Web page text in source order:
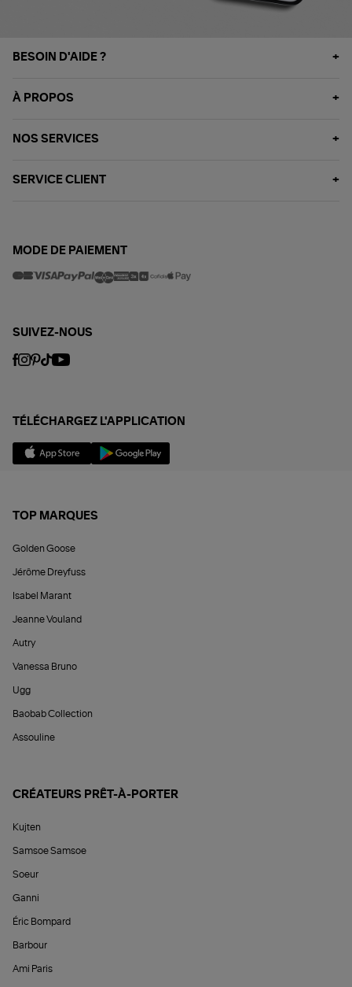
BESOIN D'AIDE ?
À PROPOS
NOS SERVICES
SERVICE CLIENT
MODE DE PAIEMENT
SUIVEZ-NOUS
TÉLÉCHARGEZ L'APPLICATION
TOP MARQUES
Golden Goose
Jérôme Dreyfuss
Isabel Marant
Jeanne Vouland
Autry
Vanessa Bruno
Ugg
Baobab Collection
Assouline
CRÉATEURS PRÊT-À-PORTER
Kujten
Samsoe Samsoe
Soeur
Ganni
Éric Bompard
Barbour
Ami Paris